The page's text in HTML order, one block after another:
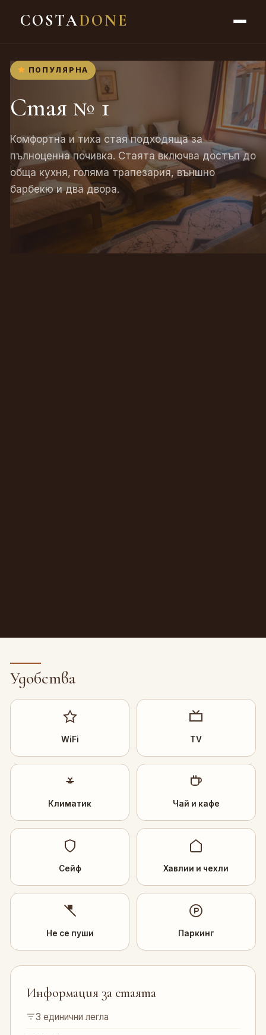
COSTADONE
ПОПУЛЯРНА
Стая № 1
Комфортна и тиха стая подходяща за
пълноценна почивка. Стаята включва достъп до
обща кухня, голяма трапезария, външно
барбекю и два двора.
Удобства
WiFi TV
Климатик Чай и кафе
Сейф Хавлии и чехли
Не се пуши Паркинг
Информация за стаята
3 единични легла